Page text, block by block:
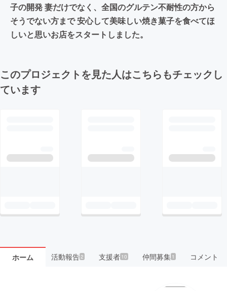
子の開発 妻だけでなく、全国のグルテン不耐性の方から
そうでない方まで 安心して美味しい焼き菓子を食べてほ
しいと思いお店をスタートしました。
このプロジェクトを見た人はこちらもチェックし
ています
ホーム 活動報告2 支援者 10 仲間募集 1 コメント